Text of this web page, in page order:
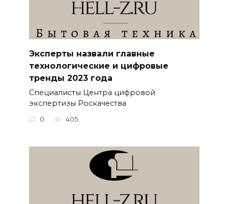
Эксперты назвали главные
технологические и цифровые
тренды 2023 года
Специалисты Центра цифровой
экспертизы Роскачества
0 405